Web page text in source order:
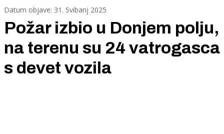
Datum objave: 31. Svibanj 2025
Požar izbio u Donjem polju,
na terenu su 24 vatrogasca
s devet vozila